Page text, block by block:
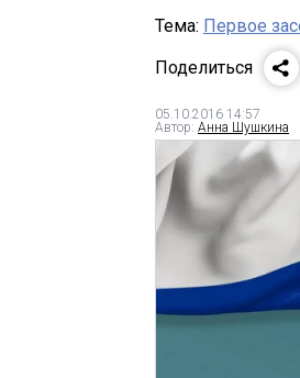
Тема: Первое
Поделиться
05.10.2016 14:57
Автор: Анна Шушкина